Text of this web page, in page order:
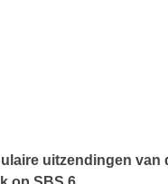
uitzendingen van